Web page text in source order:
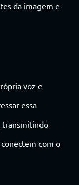
da imagem e
voz e
essa
transmitindo
com o